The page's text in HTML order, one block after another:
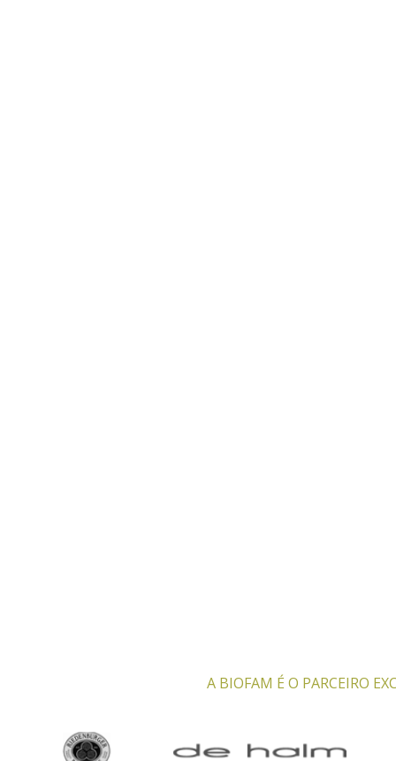
A BIOFAM É O PARCEIRO